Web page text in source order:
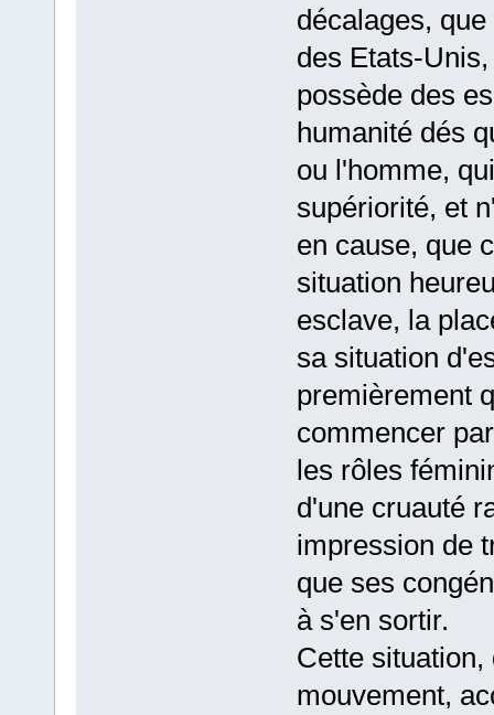
décalages,
des Etats-
possède des
humanité dés
ou l'homme,
supériorité, et
en cause, que
situation
esclave, la
sa situation
premièrement
commencer
les rôles
d'une cruauté
impression de
que ses
à s'en sortir.
Cette
mouvement,